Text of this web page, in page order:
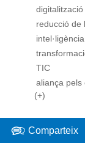
digitalització
reducció de
TIC
aliança pels
(+)
Comparteix